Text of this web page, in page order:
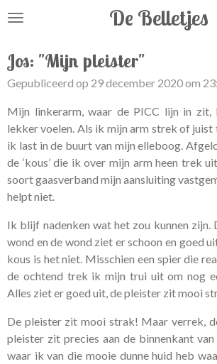
Ga
de
hoofdinhoud
De Belletjes
Jos: "Mijn pleister"
Gepubliceerd op 29 december 2020 om
Mijn linkerarm, waar de PICC lijn in zit,
lekker voelen. Als ik mijn arm strek of juist
ik last in de buurt van mijn elleboog.
de ‘kous’ die ik over mijn arm heen trek
soort gaasverband mijn aansluiting
helpt niet.
Ik blijf nadenken wat het zou kunnen zijn.
wond en de wond ziet er schoon en goed
kous is het niet. Misschien een spier die
de ochtend trek ik mijn trui uit om nog
Alles ziet er goed uit, de pleister zit mooi
De pleister zit mooi strak! Maar verrek,
pleister zit precies aan de binnenkant van
waar ik van die mooie dunne huid heb